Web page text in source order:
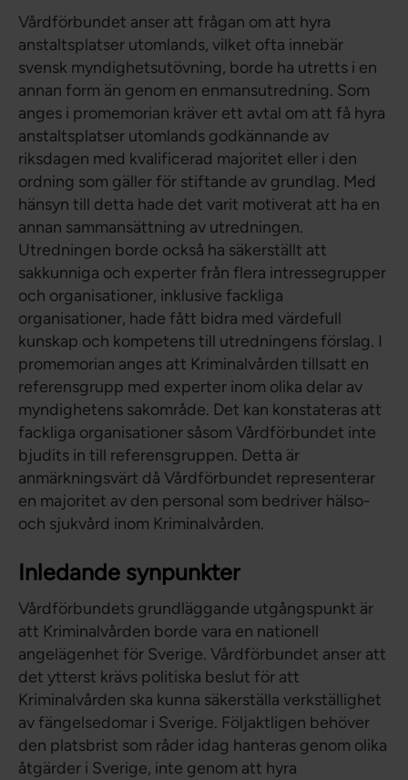
Vårdförbundet anser att frågan om att hyra
anstaltsplatser utomlands, vilket ofta innebär
svensk myndighetsutövning, borde ha utretts i en
annan form än genom en enmansutredning. Som
anges i promemorian kräver ett avtal om att få hyra
anstaltsplatser utomlands godkännande av
riksdagen med kvalificerad majoritet eller i den
ordning som gäller för stiftande av grundlag. Med
hänsyn till detta hade det varit motiverat att ha en
annan sammansättning av utredningen.
Utredningen borde också ha säkerställt att
sakkunniga och experter från flera intressegrupper
och organisationer, inklusive fackliga
organisationer, hade fått bidra med värdefull
kunskap och kompetens till utredningens förslag. I
promemorian anges att Kriminalvården tillsatt en
referensgrupp med experter inom olika delar av
myndighetens sakområde. Det kan konstateras att
fackliga organisationer såsom Vårdförbundet inte
bjudits in till referensgruppen. Detta är
anmärkningsvärt då Vårdförbundet representerar
en majoritet av den personal som bedriver hälso-
och sjukvård inom Kriminalvården.
Inledande synpunkter
Vårdförbundets grundläggande utgångspunkt är
att Kriminalvården borde vara en nationell
angelägenhet för Sverige. Vårdförbundet anser att
det ytterst krävs politiska beslut för att
Kriminalvården ska kunna säkerställa verkställighet
av fängelsedomar i Sverige. Följaktligen behöver
den platsbrist som råder idag hanteras genom olika
åtgärder i Sverige, inte genom att hyra